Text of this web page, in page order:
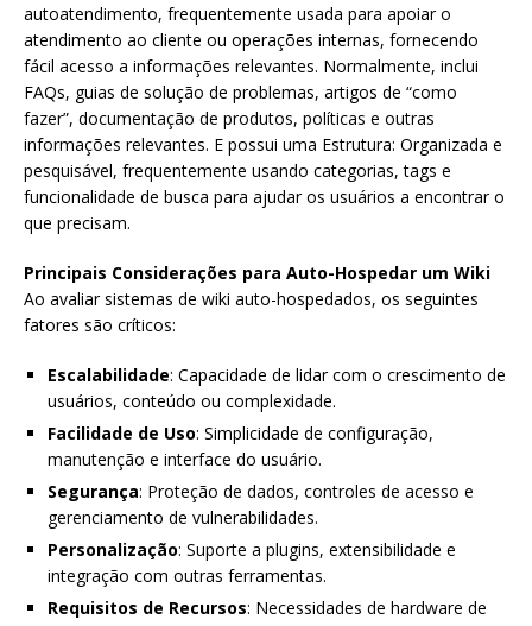
autoatendimento, frequentemente usada para apoiar o
atendimento ao cliente ou operações internas, fornecendo
fácil acesso a informações relevantes. Normalmente, inclui
FAQs, guias de solução de problemas, artigos de “como
fazer”, documentação de produtos, políticas e outras
informações relevantes. E possui uma Estrutura: Organizada e
pesquisável, frequentemente usando categorias, tags e
funcionalidade de busca para ajudar os usuários a encontrar o
que precisam.
Principais Considerações para Auto-Hospedar um Wiki
Ao avaliar sistemas de wiki auto-hospedados, os seguintes
fatores são críticos:
Escalabilidade: Capacidade de lidar com o crescimento de
usuários, conteúdo ou complexidade.
Facilidade de Uso: Simplicidade de configuração,
manutenção e interface do usuário.
Segurança: Proteção de dados, controles de acesso e
gerenciamento de vulnerabilidades.
Personalização: Suporte a plugins, extensibilidade e
integração com outras ferramentas.
Requisitos de Recursos: Necessidades de hardware de